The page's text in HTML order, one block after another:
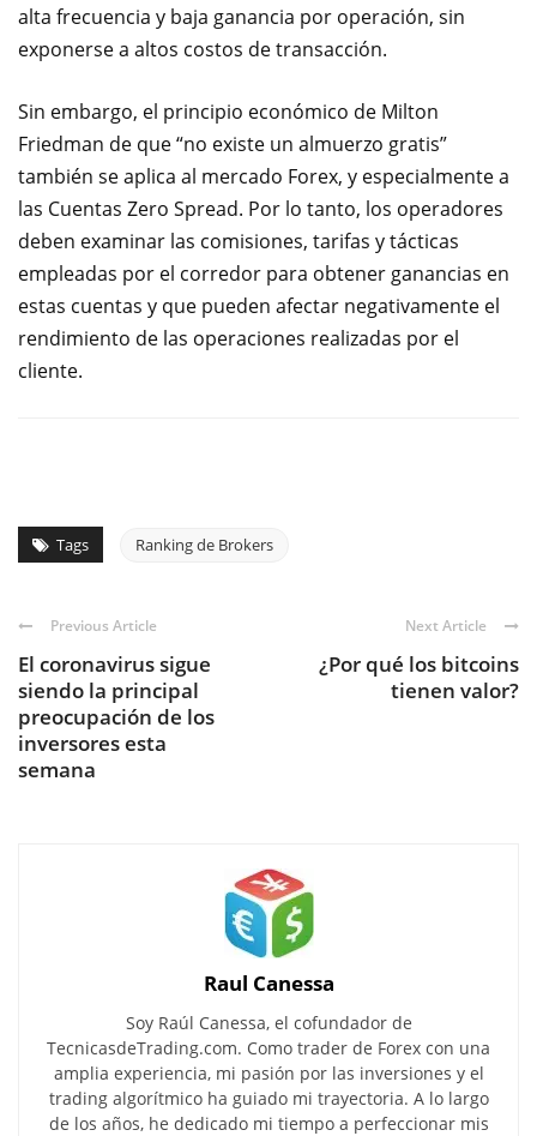
alta frecuencia y baja ganancia por operación, sin
exponerse a altos costos de transacción.
Sin embargo, el principio económico de Milton
Friedman de que “no existe un almuerzo gratis”
también se aplica al mercado Forex, y especialmente a
las Cuentas Zero Spread. Por lo tanto, los operadores
deben examinar las comisiones, tarifas y tácticas
empleadas por el corredor para obtener ganancias en
estas cuentas y que pueden afectar negativamente el
rendimiento de las operaciones realizadas por el
cliente.
Tags Ranking de Brokers
Previous Article
El coronavirus sigue
siendo la principal
preocupación de los
inversores esta
semana
Next Article
¿Por qué los bitcoins
tienen valor?
Raul Canessa
Soy Raúl Canessa, el cofundador de
TecnicasdeTrading.com. Como trader de Forex con una
amplia experiencia, mi pasión por las inversiones y el
trading algorítmico ha guiado mi trayectoria. A lo largo
de los años, he dedicado mi tiempo a perfeccionar mis